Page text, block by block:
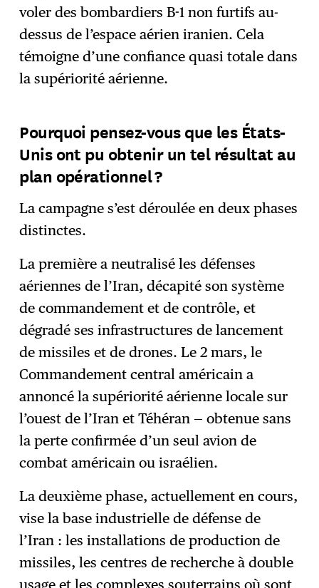
voler des bombardiers B-1 non furtifs au-
dessus de l’espace aérien iranien. Cela
témoigne d’une confiance quasi totale dans
la supériorité aérienne.
Pourquoi pensez-vous que les États-
Unis ont pu obtenir un tel résultat au
plan opérationnel ?
La campagne s’est déroulée en deux phases
distinctes.
La première a neutralisé les défenses
aériennes de l’Iran, décapité son système
de commandement et de contrôle, et
dégradé ses infrastructures de lancement
de missiles et de drones. Le 2 mars, le
Commandement central américain a
annoncé la supériorité aérienne locale sur
l’ouest de l’Iran et Téhéran — obtenue sans
la perte confirmée d’un seul avion de
combat américain ou israélien.
La deuxième phase, actuellement en cours,
vise la base industrielle de défense de
l’Iran : les installations de production de
missiles, les centres de recherche à double
usage et les complexes souterrains où sont